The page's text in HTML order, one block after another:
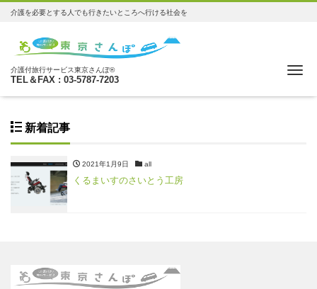
介護を必要とする人でも行きたいところへ行ける社会を
介護付旅行サービス東京さんぽ®
TEL＆FAX : 03-5787-7203
新着記事
2021年1月9日 all
くるまいすのさいとう工房